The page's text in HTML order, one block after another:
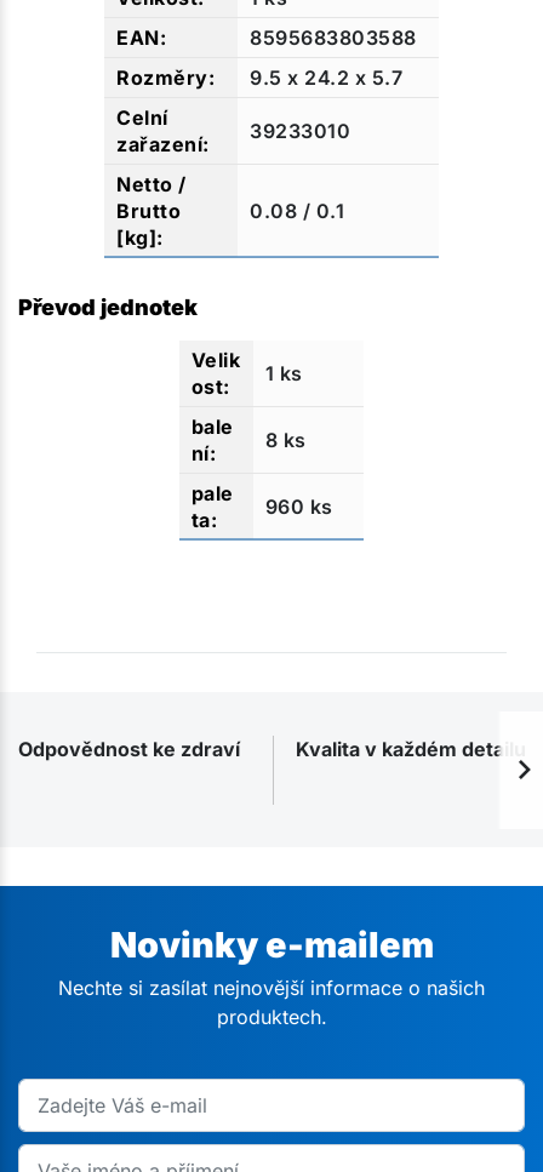
8595683803588
9.5 x 24.2 x 5.7
39233010
0.08 / 0.1
Převod jednotek
1 ks
8 ks
960 ks
Odpovědnost ke zdraví Kvalita v každém detailu
Novinky e-mailem
Nechte si zasílat nejnovější informace o našich
produktech.